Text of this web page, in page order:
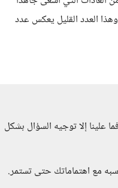
العدد القليل يعكس عدد
علينا إلا توجيه السؤال بشكل
مع اهتماماتك حتى تستمر.